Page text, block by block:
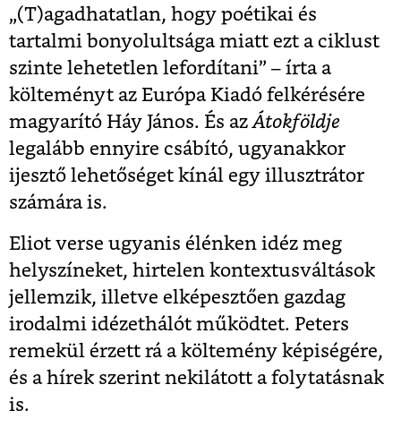
„(T)agadhatatlan, hogy poétikai és
tartalmi bonyolultsága miatt ezt a ciklust
szinte lehetetlen lefordítani” – írta a
költeményt az Európa Kiadó felkérésére
magyarító Háy János. És azÁtokföldje
legalább ennyire csábító, ugyanakkor
ijesztő lehetőséget kínál egy illusztrátor
számára is.
Eliot verse ugyanis élénken idéz meg
helyszíneket, hirtelen kontextusváltások
jellemzik, illetve elképesztően gazdag
irodalmi idézethálót működtet. Peters
remekül érzett rá a költemény képiségére,
és a hírek szerint nekilátott a folytatásnak
is.